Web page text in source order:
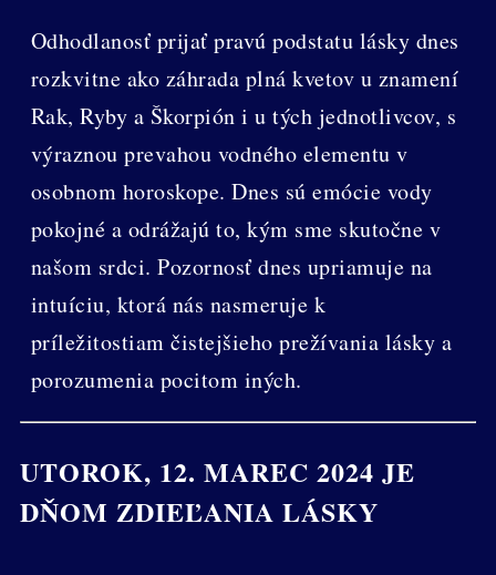
Odhodlanosť prijať pravú podstatu lásky dnes
rozkvitne ako záhrada plná kvetov u znamení
Rak, Ryby a Škorpión i u tých jednotlivcov, s
výraznou prevahou vodného elementu v
osobnom horoskope. Dnes sú emócie vody
pokojné a odrážajú to, kým sme skutočne v
našom srdci. Pozornosť dnes upriamuje na
intuíciu, ktorá nás nasmeruje k
príležitostiam čistejšieho prežívania lásky a
porozumenia pocitom iných.
UTOROK, 12. MAREC 2024 JE
DŇOM ZDIEĽANIA LÁSKY